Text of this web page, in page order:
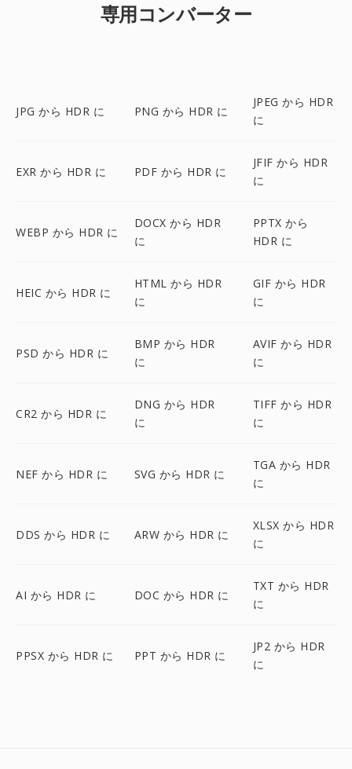
専用コンバーター
JPG から HDR に PNG から HDR に
JPEG から HDR
に
EXR から HDR に PDF から HDR に
JFIF から HDR
に
WEBP から HDR に
DOCX から HDR
に
PPTX から
HDR に
HEIC から HDR に
HTML から HDR
に
GIF から HDR
に
PSD から HDR に
BMP から HDR
に
AVIF から HDR
に
CR2 から HDR に
DNG から HDR
に
TIFF から HDR
に
NEF から HDR に SVG から HDR に
TGA から HDR
に
DDS から HDR に ARW から HDR に
XLSX から HDR
に
AI から HDR に DOC から HDR に
TXT から HDR
に
PPSX から HDR に PPT から HDR に
JP2 から HDR
に